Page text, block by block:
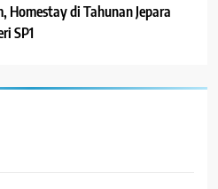
Homestay di Tahunan Jepara
SP1